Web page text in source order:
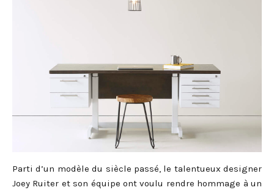
Parti d’un modèle du siècle passé, le talentueux designer
Joey Ruiter et son équipe ont voulu rendre hommage à un